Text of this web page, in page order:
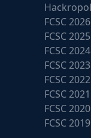
FCSC 2026
FCSC 2025
FCSC 2024
FCSC 2023
FCSC 2022
FCSC 2021
FCSC 2020
FCSC 2019